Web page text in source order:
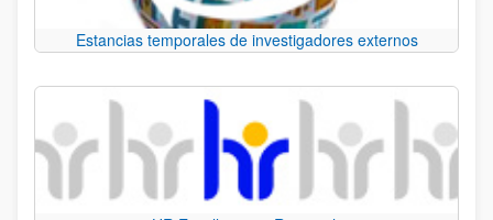
Estancias temporales de investigadores externos